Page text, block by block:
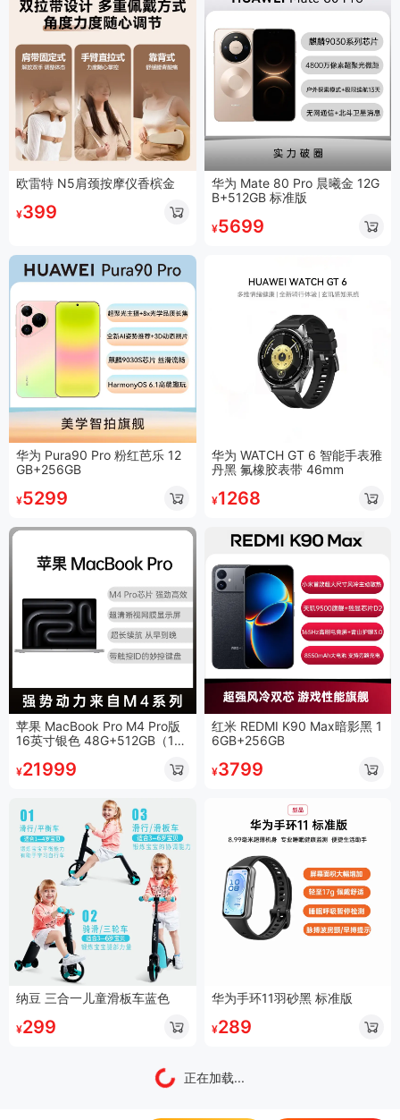
欧雷特 N5肩颈按摩仪香槟金
¥399
华为 Mate 80 Pro 晨曦金 12G
B+512GB 标准版
¥5699
华为 Pura90 Pro 粉红芭乐 12
GB+256GB
¥5299
华为 WATCH GT 6 智能手表雅
丹黑 氟橡胶表带 46mm
¥1268
苹果 MacBook Pro M4 Pro版
16英寸银色 48G+512GB（14
器）
¥21999
红米 REDMI K90 Max暗影黑 1
6GB+256GB
¥3799
纳豆 三合一儿童滑板车蓝色
¥299
华为手环11羽砂黑 标准版
¥289
正在加载...